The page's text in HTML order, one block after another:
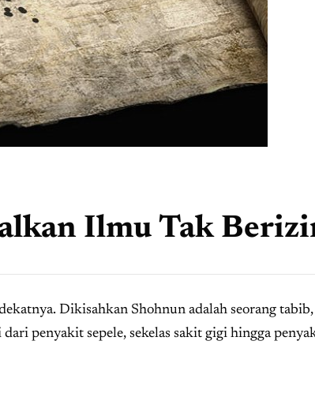
Ilmu Tak
Dikisahkan Shohnun adalah seorang
penyakit sepele, sekelas sakit gigi hingga